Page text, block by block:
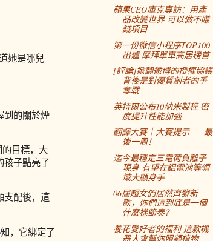
她是哪兒
到的關於煙
目標，大
孩子點亮了
支配後，這
，它綁定了
蘋果CEO庫克專訪：用產
品改變世界 可以做不賺
錢項目
第一份微信小程序TOP100
出爐 摩拜單車高居榜首
[評論]掀翻微博的授權協議
背後是對優質創者的爭
奪戰
英特爾公布10納米製程 密
度提升性能加強
翻譯大賽｜大賽提示——最
後一周！
迄今最穩定三電荷負離子
現身 有望在鋁電池等領
域大顯身手
06屆超女們居然齊發新
歌，你們這到底是一個
什麼樣節奏？
養花愛好者的福利 這款機
器人會幫你照顧植物